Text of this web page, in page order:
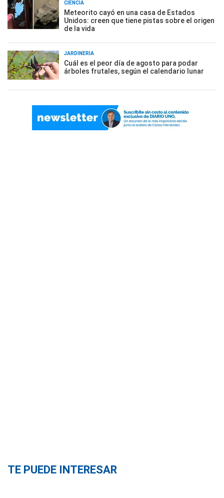
CIENCIA
Meteorito cayó en una casa de Estados
Unidos: creen que tiene pistas sobre el origen
de la vida
JARDINERÍA
Cuál es el peor día de agosto para podar
árboles frutales, según el calendario lunar
TE PUEDE INTERESAR